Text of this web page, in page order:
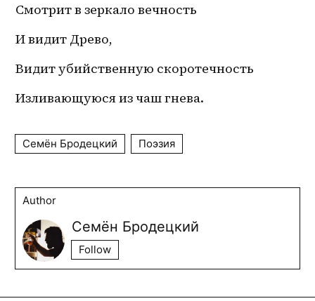
Смотрит в зеркало вечность
И видит Древо,
Видит убийственную скоротечность
Изливающуюся из чаш гнева.
Семён Бродецкий Поэзия
Author
Семён Бродецкий
Follow